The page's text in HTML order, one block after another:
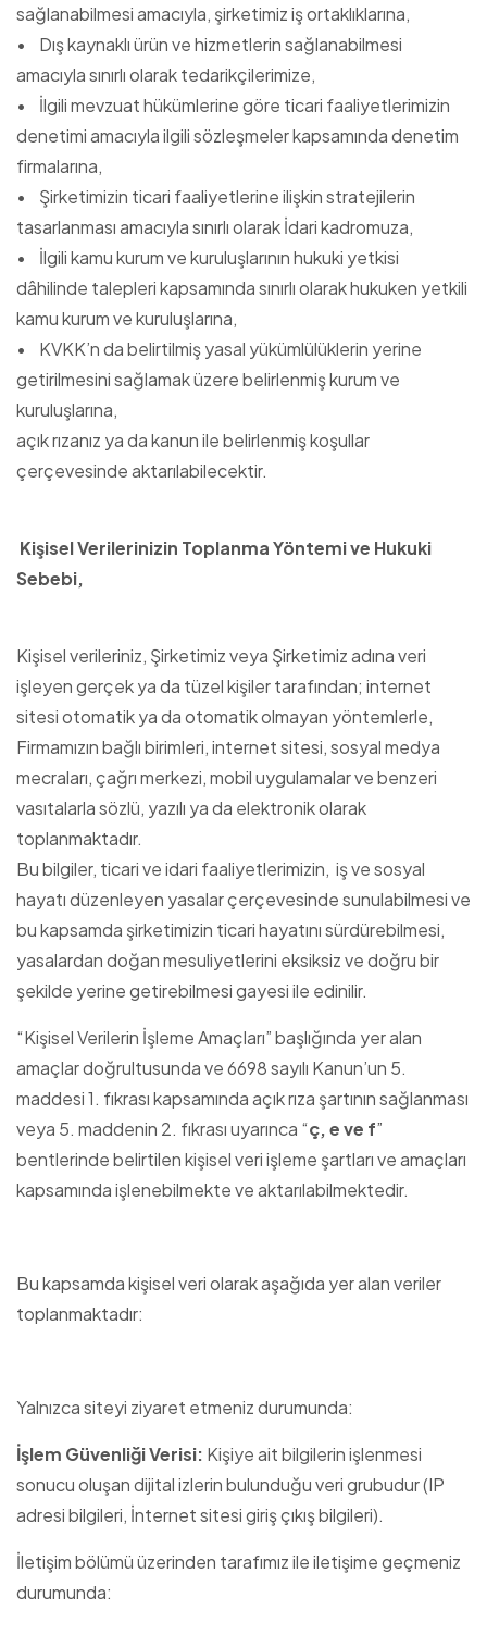
sağlanabilmesi amacıyla, şirketimiz iş ortaklıklarına,
• Dış kaynaklı ürün ve hizmetlerin sağlanabilmesi
amacıyla sınırlı olarak tedarikçilerimize,
• İlgili mevzuat hükümlerine göre ticari faaliyetlerimizin
denetimi amacıyla ilgili sözleşmeler kapsamında denetim
firmalarına,
• Şirketimizin ticari faaliyetlerine ilişkin stratejilerin
tasarlanması amacıyla sınırlı olarak İdari kadromuza,
• İlgili kamu kurum ve kuruluşlarının hukuki yetkisi
dâhilinde talepleri kapsamında sınırlı olarak hukuken yetkili
kamu kurum ve kuruluşlarına,
• KVKK’n da belirtilmiş yasal yükümlülüklerin yerine
getirilmesini sağlamak üzere belirlenmiş kurum ve
kuruluşlarına,
açık rızanız ya da kanun ile belirlenmiş koşullar
çerçevesinde aktarılabilecektir.
Kişisel Verilerinizin Toplanma Yöntemi ve Hukuki
Sebebi,
Kişisel verileriniz, Şirketimiz veya Şirketimiz adına veri
işleyen gerçek ya da tüzel kişiler tarafından; internet
sitesi otomatik ya da otomatik olmayan yöntemlerle,
Firmamızın bağlı birimleri, internet sitesi, sosyal medya
mecraları, çağrı merkezi, mobil uygulamalar ve benzeri
vasıtalarla sözlü, yazılı ya da elektronik olarak
toplanmaktadır.
Bu bilgiler, ticari ve idari faaliyetlerimizin, iş ve sosyal
hayatı düzenleyen yasalar çerçevesinde sunulabilmesi ve
bu kapsamda şirketimizin ticari hayatını sürdürebilmesi,
yasalardan doğan mesuliyetlerini eksiksiz ve doğru bir
şekilde yerine getirebilmesi gayesi ile edinilir.
“Kişisel Verilerin İşleme Amaçları” başlığında yer alan
amaçlar doğrultusunda ve 6698 sayılı Kanun’un 5.
maddesi 1. fıkrası kapsamında açık rıza şartının sağlanması
veya 5. maddenin 2. fıkrası uyarınca “ç, e ve f”
bentlerinde belirtilen kişisel veri işleme şartları ve amaçları
kapsamında işlenebilmekte ve aktarılabilmektedir.
Bu kapsamda kişisel veri olarak aşağıda yer alan veriler
toplanmaktadır:
Yalnızca siteyi ziyaret etmeniz durumunda:
İşlem Güvenliği Verisi: Kişiye ait bilgilerin işlenmesi
sonucu oluşan dijital izlerin bulunduğu veri grubudur (IP
adresi bilgileri, İnternet sitesi giriş çıkış bilgileri).
İletişim bölümü üzerinden tarafımız ile iletişime geçmeniz
durumunda: